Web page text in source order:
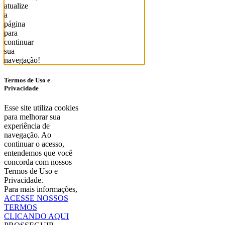
atualize
a
página
para
continuar
sua
navegação!
Termos de Uso e
Privacidade
Esse site utiliza cookies
para melhorar sua
experiência de
navegação. Ao
continuar o acesso,
entendemos que você
concorda com nossos
Termos de Uso e
Privacidade.
Para mais informações,
ACESSE NOSSOS
TERMOS
CLICANDO AQUI